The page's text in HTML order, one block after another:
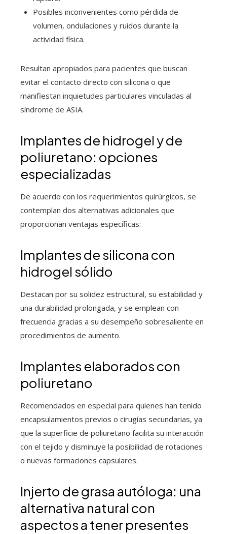
Posibles inconvenientes como pérdida de
volumen, ondulaciones y ruidos durante la
actividad física.
Resultan apropiados para pacientes que buscan
evitar el contacto directo con silicona o que
manifiestan inquietudes particulares vinculadas al
síndrome de ASIA.
Implantes de hidrogel y de
poliuretano: opciones
especializadas
De acuerdo con los requerimientos quirúrgicos, se
contemplan dos alternativas adicionales que
proporcionan ventajas específicas:
Implantes de silicona con
hidrogel sólido
Destacan por su solidez estructural, su estabilidad y
una durabilidad prolongada, y se emplean con
frecuencia gracias a su desempeño sobresaliente en
procedimientos de aumento.
Implantes elaborados con
poliuretano
Recomendados en especial para quienes han tenido
encapsulamientos previos o cirugías secundarias, ya
que la superficie de poliuretano facilita su interacción
con el tejido y disminuye la posibilidad de rotaciones
o nuevas formaciones capsulares.
Injerto de grasa autóloga: una
alternativa natural con
aspectos a tener presentes